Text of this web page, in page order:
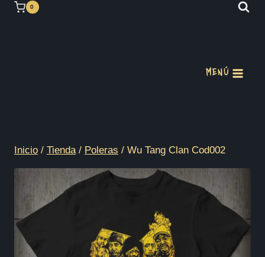
Saltar 0
MENÚ
Inicio / Tienda / Poleras / Wu Tang Clan Cod002